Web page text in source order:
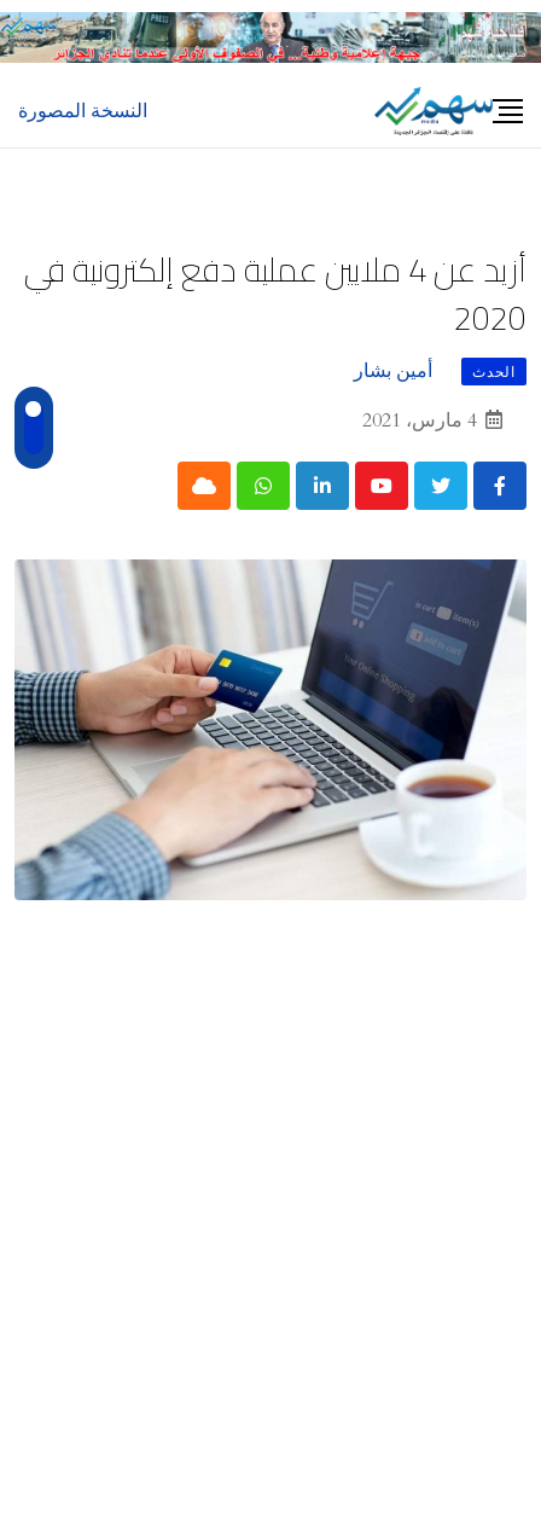
Skip
to
النسخة المصورة
أزيد عن 4 ملايين عملية دفع إلكترونية في
2020
الحدث
أمين بشار
4 مارس، 2021
Youtube
LinkedIn
Whatsapp
Cloud